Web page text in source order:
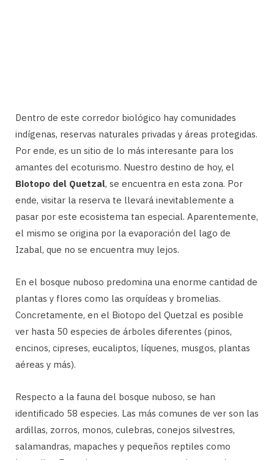
Dentro de este corredor biológico hay comunidades
indígenas, reservas naturales privadas y áreas protegidas.
Por ende, es un sitio de lo más interesante para los
amantes del ecoturismo. Nuestro destino de hoy, el
Biotopo del Quetzal, se encuentra en esta zona. Por
ende, visitar la reserva te llevará inevitablemente a
pasar por este ecosistema tan especial. Aparentemente,
el mismo se origina por la evaporación del lago de
Izabal, que no se encuentra muy lejos.
En el bosque nuboso predomina una enorme cantidad de
plantas y flores como las orquídeas y bromelias.
Concretamente, en el Biotopo del Quetzal es posible
ver hasta 50 especies de árboles diferentes (pinos,
encinos, cipreses, eucaliptos, líquenes, musgos, plantas
aéreas y más).
Respecto a la fauna del bosque nuboso, se han
identificado 58 especies. Las más comunes de ver son las
ardillas, zorros, monos, culebras, conejos silvestres,
salamandras, mapaches y pequeños reptiles como